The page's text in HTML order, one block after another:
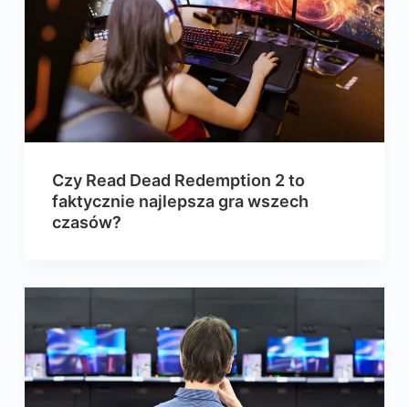
Czy Read Dead Redemption 2 to
faktycznie najlepsza gra wszech
czasów?